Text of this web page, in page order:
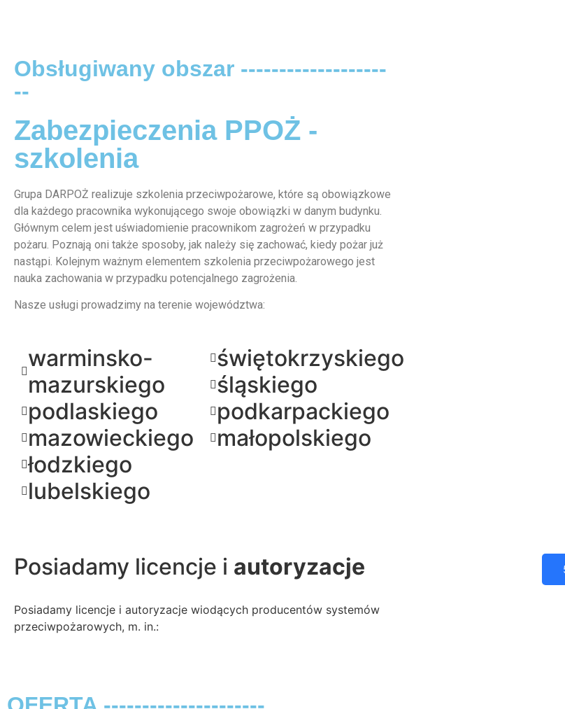
Obsługiwany obszar -------------------
--
Zabezpieczenia PPOŻ -
szkolenia
Grupa DARPOŻ realizuje szkolenia przeciwpożarowe, które są obowiązkowe
dla każdego pracownika wykonującego swoje obowiązki w danym budynku.
Głównym celem jest uświadomienie pracownikom zagrożeń w przypadku
pożaru. Poznają oni także sposoby, jak należy się zachować, kiedy pożar już
nastąpi. Kolejnym ważnym elementem szkolenia przeciwpożarowego jest
nauka zachowania w przypadku potencjalnego zagrożenia.
Nasze usługi prowadzimy na terenie województwa:
warminsko-
mazurskiego
podlaskiego
mazowieckiego
łodzkiego
lubelskiego
świętokrzyskiego
śląskiego
podkarpackiego
małopolskiego
Posiadamy licencje i autoryzacje
Posiadamy licencje i autoryzacje wiodących producentów systemów
przeciwpożarowych, m. in.: